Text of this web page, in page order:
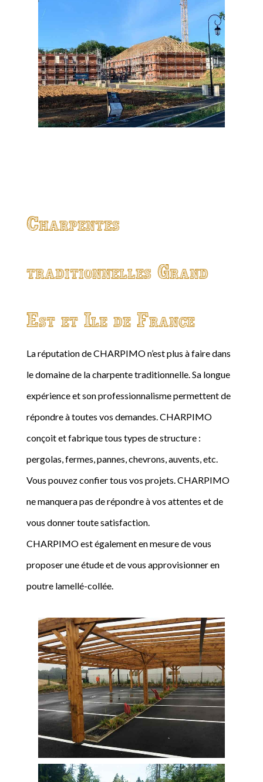
Charpentes
traditionnelles Grand
Est et Ile de France
La réputation de CHARPIMO n’est plus à faire dans
le domaine de la charpente traditionnelle. Sa longue
expérience et son professionnalisme permettent de
répondre à toutes vos demandes. CHARPIMO
conçoit et fabrique tous types de structure :
pergolas, fermes, pannes, chevrons, auvents, etc.
Vous pouvez confier tous vos projets. CHARPIMO
ne manquera pas de répondre à vos attentes et de
vous donner toute satisfaction.
CHARPIMO est également en mesure de vous
proposer une étude et de vous approvisionner en
poutre lamellé-collée.